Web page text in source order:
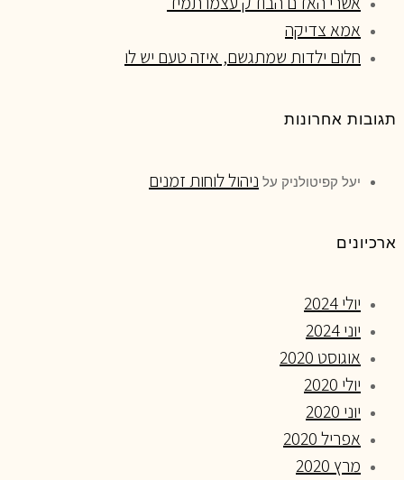
אמא צדיקה
חלום ילדות שמתגשם, איזה טעם יש לו
תגובות אחרונות
יעל קפיטולניק על ניהול לוחות זמנים
ארכיונים
יולי 2024
יוני 2024
אוגוסט 2020
יולי 2020
יוני 2020
אפריל 2020
מרץ 2020